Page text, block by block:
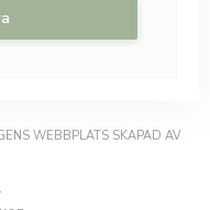
WEBBPLATS SKAPAD AV
I ETT NYTT FÖNSTER))
((ÖPPNAS I ETT NYTT FÖNSTER))